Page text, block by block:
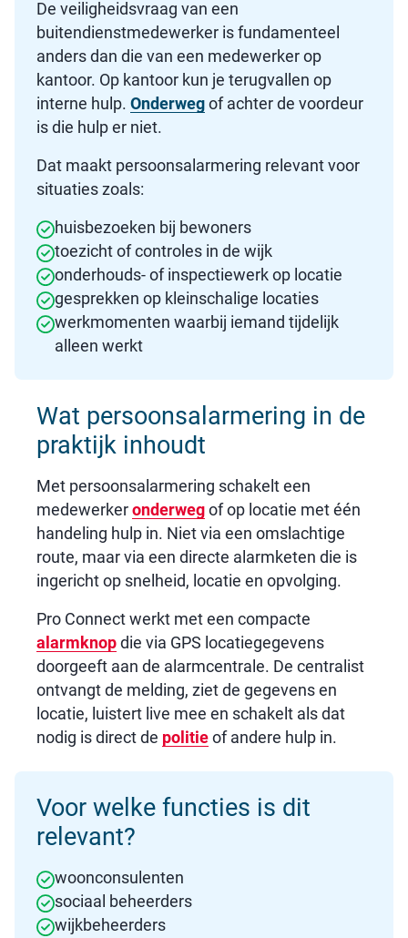
De veiligheidsvraag van een
buitendienstmedewerker is fundamenteel
anders dan die van een medewerker op
kantoor. Op kantoor kun je terugvallen op
interne hulp. Onderwegof achter de voordeur
is die hulp er niet.
Dat maakt persoonsalarmering relevant voor
situaties zoals:
huisbezoeken bij bewoners
toezicht of controles in de wijk
onderhouds- of inspectiewerk op locatie
gesprekken op kleinschalige locaties
werkmomenten waarbij iemand tijdelijk
alleen werkt
Wat persoonsalarmering in de
praktijk inhoudt
Met persoonsalarmering schakelt een
medewerkeronderwegof op locatie met één
handeling hulp in. Niet via een omslachtige
route, maar via een directe alarmketen die is
ingericht op snelheid, locatie en opvolging.
Pro Connect werkt met een compacte
alarmknopdie via GPS locatiegegevens
doorgeeft aan de alarmcentrale. De centralist
ontvangt de melding, ziet de gegevens en
locatie, luistert live mee en schakelt als dat
nodig is direct de politieof andere hulp in.
Voor welke functies is dit
relevant?
woonconsulenten
sociaal beheerders
wijkbeheerders